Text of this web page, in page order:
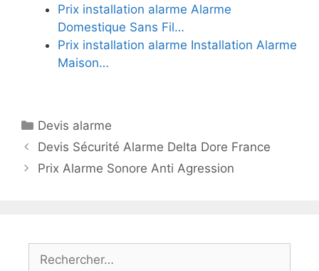
Prix installation alarme Alarme
Domestique Sans Fil…
Prix installation alarme Installation Alarme
Maison…
Catégories
Devis alarme
Devis Sécurité Alarme Delta Dore France
Prix Alarme Sonore Anti Agression